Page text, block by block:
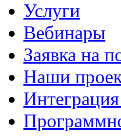
Услуги
Вебинары
Заявка на
Наши